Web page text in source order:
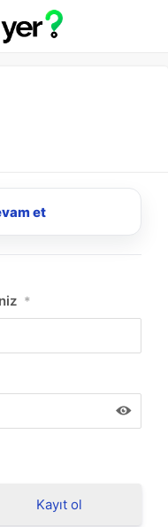
et
*
Kayıt ol
akıllı rota